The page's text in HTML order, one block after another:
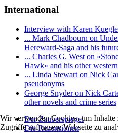
International
Interview with Karen
... Mark Chadbourn on
Hereward-Saga and his
... Charles G. West on
Hawk« and his other
... Linda Stewart on Nick
pseudonyms
George Snyder on Nick
other novels and crime series
Der Zauberspiegel
Die Rezensionen
Wir verwenden Cookies, um Inhalte
Zugriffe auf unsere Webseite zu